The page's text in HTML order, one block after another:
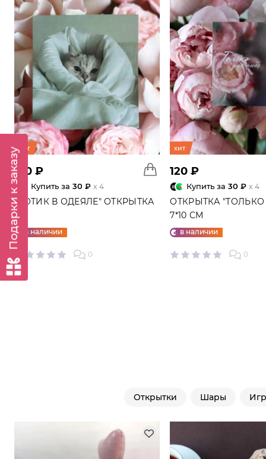
хит
120 ₽
Купить за 30 ₽ x 4
"КОТИК В ОДЕЯЛЕ" ОТКРЫТКА
в наличии
0
хит
120 ₽
Купить за 30 ₽ x 4
ОТКРЫТКА "ТОЛЬКО
7*10 СМ
в наличии
0
Открытки Шары
Подарки к заказу